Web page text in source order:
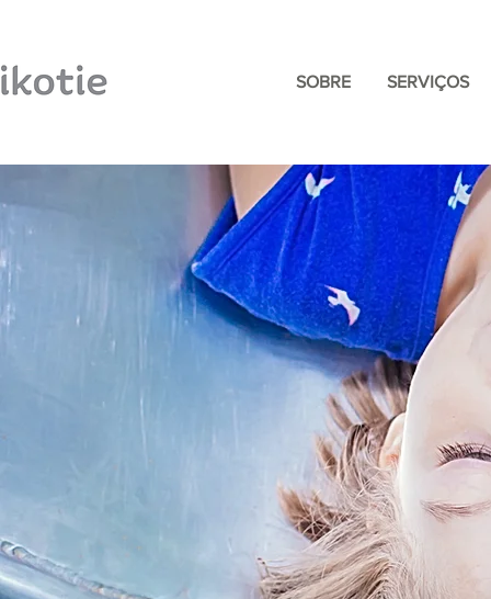
SOBRE SERVIÇOS